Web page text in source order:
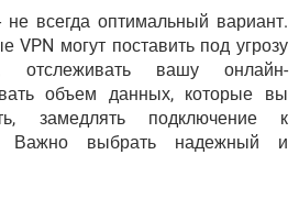
всегда оптимальный вариант.
VPN могут поставить под угрозу
отслеживать вашу онлайн-
объем данных, которые вы
замедлять подключение к
выбрать надежный и